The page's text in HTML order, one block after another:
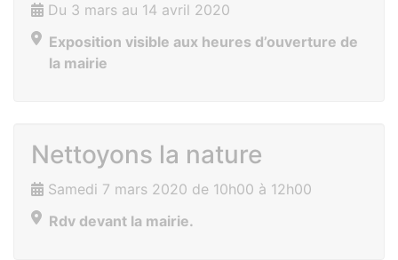
Du 3 mars au 14 avril 2020
Exposition visible aux heures d’ouverture de
la mairie
Nettoyons la nature
Samedi 7 mars 2020 de 10h00 à 12h00
Rdv devant la mairie.